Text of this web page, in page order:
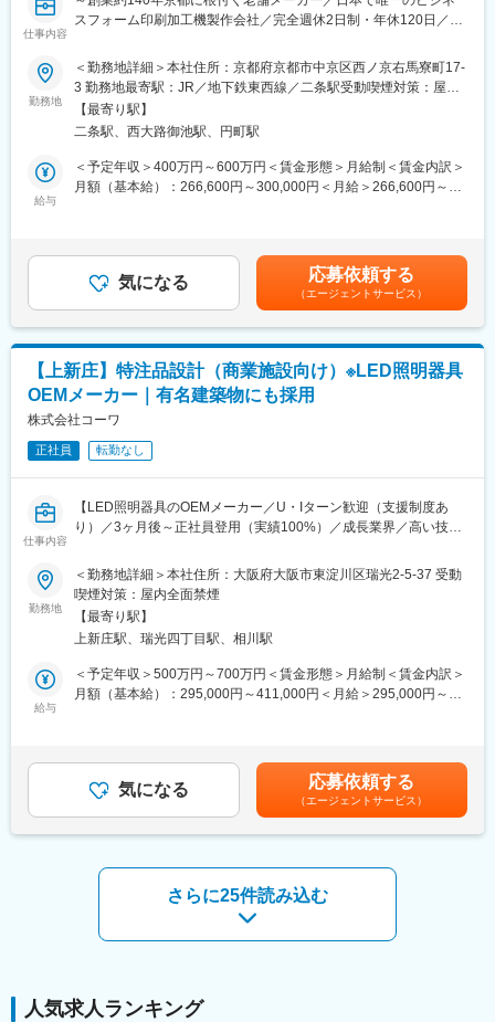
総合サプライヤーです。特徴として、最先端の設計・開発をベー
スに、企画・製造・保守までトータルで同社で担っています。デ
上げてきた専門性の高い技術やノウハウが多方面から評価を受
け、大手通信機器メーカーと長年の取引もあります。
■同社の特徴・魅力：
ーカーと長年の取引があります。同社1社に頼めば企画～保守まで
すべてを完結できるため、引き合いが多くあり、これまで積み上
計・開発に携わってきたベテランエンジニアが多く在籍していま
す。現場のOJTでお教えしますので、更なるスキルを身に付けて
いくことが可能です。
・2016年6月にてビックサイトで開催された「第20回 機械要素
技術展」に出展しました。同社の技術力を活かし、展開型メッシ
ュパラボラアンテナやロボットアームなど、新しい製品分野にも
進出しています。
変更の範囲：会社の定める業務
仕事内容
スフォーム印刷加工機製作会社／完全週休2日制・年休120日／転
■業務内容：
顧客の作業を「楽」にする機会を提供する同社にて、オーダーメ
イド機械の設計、調整、納品、および設置業務をお任せします。
■製品について：
・同社の機械は、主に国や自治体で使う書類やはがきに使用され
ています。
・顧客によって要望が異なるため、オーダーメイドでの受注がほ
とんどです。
・機械調整
・納品、設置
・年休120日、完全週休2日制、転勤無し◎
・ここ数年は残業時間が平均10時間以内で、プライベートも大切
・将来的にはプレイングマネージャーも目指せる環境です。
・出張については、2か月に１～２回程度で、メンテナンスを行っ
て頂く際に発生します。平均出張期間は2泊3日程度となっており
ます。
・残業平均10～20時間程度となっております。
■組織構成：
・情報機器事業部開発グループには14名在籍しております。
・大手印刷会社との継続的な取引、また国内需要の大半を同社が
受注している為業績は安定しております。
・ペーパーレス化が進む中、国や自治体、金融機関が使うビジネ
ん。
・また、労働力が減少する中、紙媒体の書類作成工程はまだまだ
手作業のものが多いため、同工程の自動化・省力化の一手として
ニーズが高まっています。
勤務地
＜勤務地詳細＞本社住所：京都府京都市中京区西ノ京右馬寮町17-
3 勤務地最寄駅：JR／地下鉄東西線／二条駅受動喫煙対策：屋内
全面禁煙変更の範囲：無
【最寄り駅】
二条駅、西大路御池駅、円町駅
給与
＜予定年収＞400万円～600万円＜賃金形態＞月給制＜賃金内訳＞
月額（基本給）：266,600円～300,000円＜月給＞266,600円～
分賃金はあくまでも目安の金額であり、選考を通じて上下する可
能性があります。月給(月額)は固定手当を含めた表記です。
気になる 応募依頼する
（エージェントサービス）
【上新庄】特注品設計（商業施設向け）※LED照明器具
OEMメーカー｜有名建築物にも採用
株式会社コーワ
正社員 転勤なし
仕事内容
【LED照明器具のOEMメーカー／U・Iターン歓迎（支援制度あ
り）／3ヶ月後～正社員登用（実績100%）／成長業界／高い技術
■ポジション概要：
商業施設などに使用されるダウンライトやスポットライトなど、
LED照明の既製品を得意先のニーズに合わせてカスタマイズする
特注品設計をお任せします。
■具体的には：
・取引先の技術部と打ち合わせを行い、要望をヒアリングしま
調整をしながら、原価も含めた最適なモデル／図面を作成しま
す。
※2D-CADを使用
・設計開発とは、頭の中にあるものを形にする、自分の考えたも
のを社会に送り出す仕事です。特に当ポジションは受注生産のた
め、設計した製品が必ず採用されます。既存製品と異なり、オー
ダーメイドの特注品は携わった製品がどこに使用されるかが明確
にわかり、大きな達成感を得られます。
きく感じられます。
勤務地
＜勤務地詳細＞本社住所：大阪府大阪市東淀川区瑞光2-5-37 受動
喫煙対策：屋内全面禁煙
【最寄り駅】
上新庄駅、瑞光四丁目駅、相川駅
給与
＜予定年収＞500万円～700万円＜賃金形態＞月給制＜賃金内訳＞
月額（基本給）：295,000円～411,000円＜月給＞295,000円～
も目安の金額であり、選考を通じて上下する可能性があります。
月給(月額)は固定手当を含めた表記です。
気になる 応募依頼する
（エージェントサービス）
さらに25件読み込む
人気求人ランキング